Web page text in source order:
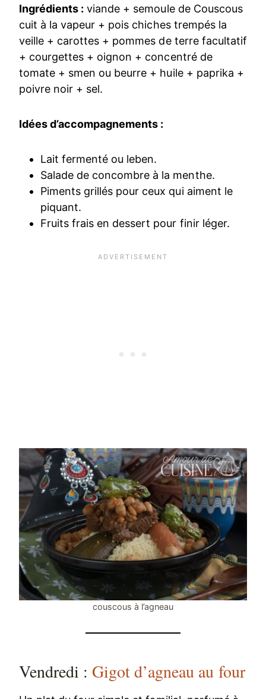
Ingrédients : viande + semoule de Couscous
cuit à la vapeur + pois chiches trempés la
veille + carottes + pommes de terre facultatif
+ courgettes + oignon + concentré de
tomate + smen ou beurre + huile + paprika +
poivre noir + sel.
Idées d’accompagnements :
Lait fermenté ou leben.
Salade de concombre à la menthe.
Piments grillés pour ceux qui aiment le
piquant.
Fruits frais en dessert pour finir léger.
couscous à l’agneau
Vendredi : Gigot d’agneau au four